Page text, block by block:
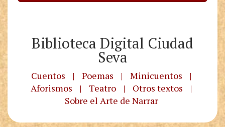
Biblioteca Digital Ciudad
Seva
Cuentos | Poemas | Minicuentos
|
Aforismos
| Teatro | Otros textos
|
Sobre el Arte de Narrar